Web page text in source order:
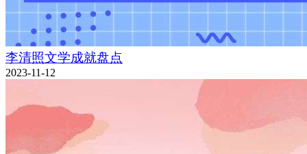
李清照文学成就盘点
2023-11-12